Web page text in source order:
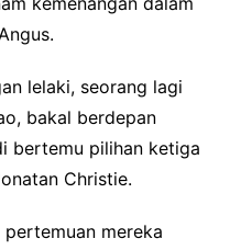
lelaki, seorang lagi
bakal berdepan
bertemu pilihan ketiga
Christie.
mereka